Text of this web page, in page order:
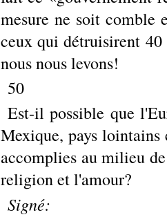
mesure ne soit comble
ceux qui détruisirent
nous nous levons!
50
Est-il possible que
Mexique, pays lointains
accomplies au milieu
religion et l'amour?
Signé: